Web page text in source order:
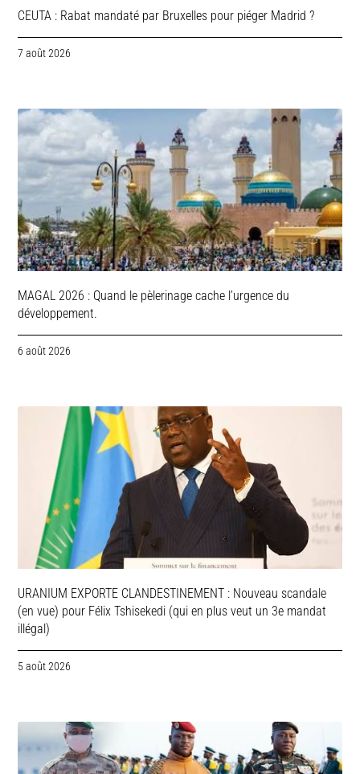
CEUTA : Rabat mandaté par Bruxelles pour piéger Madrid ?
7 août 2026
MAGAL 2026 : Quand le pèlerinage cache l’urgence du
développement.
6 août 2026
URANIUM EXPORTE CLANDESTINEMENT : Nouveau scandale
(en vue) pour Félix Tshisekedi (qui en plus veut un 3e mandat
illégal)
5 août 2026